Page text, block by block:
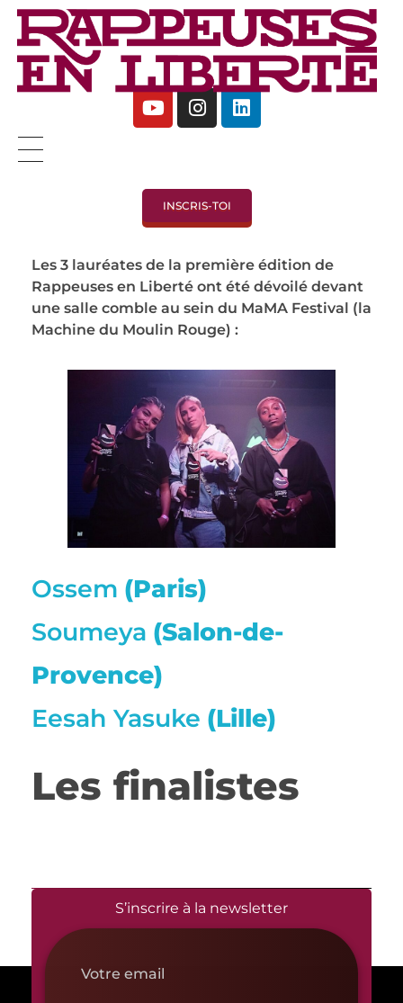
INSCRIS-TOI
Les 3 lauréates de la première édition de
Rappeuses en Liberté ont été dévoilé devant
une salle comble au sein du MaMA Festival (la
Machine du Moulin Rouge) :
Ossem (Paris)
Soumeya (Salon-de-
Provence)
Eesah Yasuke (Lille)
Les finalistes
S’inscrire à la newsletter